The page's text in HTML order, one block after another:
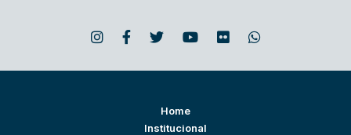
Home
Institucional